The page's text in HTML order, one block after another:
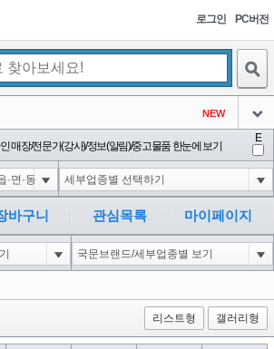
로그인 PC버전
NEW
아이콘
지
아이콘
탕
아이콘
-16
delay '0:0:15' --
아이콘
0
매장/전문가(강사)/정보(알림)/중고물품 한눈에 보기
E
바구니 관심목록 마이페이지
리스트형 갤러리형